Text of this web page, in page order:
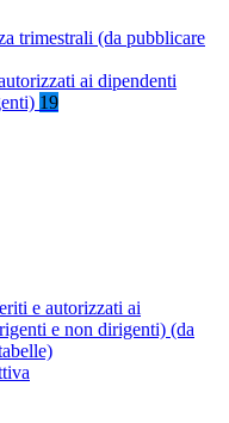
trimestrali (da pubblicare
ai dipendenti
19
e autorizzati ai
e non dirigenti) (da